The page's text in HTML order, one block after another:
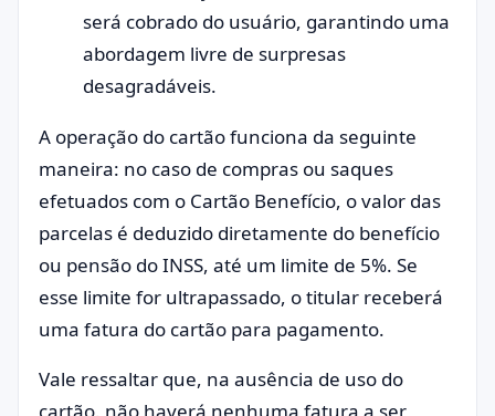
será cobrado do usuário, garantindo uma
abordagem livre de surpresas
desagradáveis.
A operação do cartão funciona da seguinte
maneira: no caso de compras ou saques
efetuados com o Cartão Benefício, o valor das
parcelas é deduzido diretamente do benefício
ou pensão do INSS, até um limite de 5%. Se
esse limite for ultrapassado, o titular receberá
uma fatura do cartão para pagamento.
Vale ressaltar que, na ausência de uso do